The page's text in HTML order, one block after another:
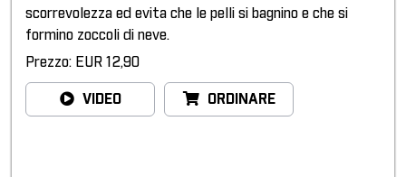
scorrevolezza ed evita che le pelli si bagnino e che si
formino zoccoli di neve.
Prezzo: EUR 12,90
VIDEO ORDINARE